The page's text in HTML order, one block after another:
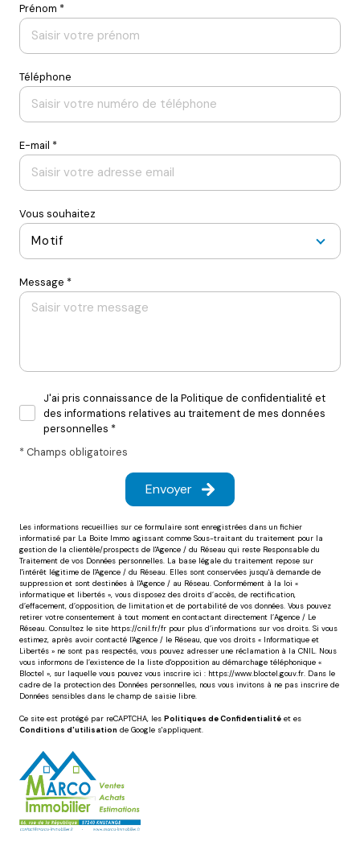
Prénom *
Téléphone
E-mail *
Vous souhaitez
Motif
Message *
J'ai pris connaissance de la Politique de confidentialité et
des informations relatives au traitement de mes données
personnelles *
* Champs obligatoires
Envoyer
Les informations recueillies sur ce formulaire sont enregistrées dans un fichier
informatisé par La Boite Immo agissant comme Sous-traitant du traitement pour la
gestion de la clientèle/prospects de l'Agence / du Réseau qui reste Responsable du
Traitement de vos Données personnelles. La base légale du traitement repose sur
l'intérêt légitime de l'Agence / du Réseau. Elles sont conservées jusqu'à demande de
suppression et sont destinées à l'Agence / au Réseau. Conformément à la loi «
informatique et libertés », vous disposez des droits d’accès, de rectification,
d’effacement, d’opposition, de limitation et de portabilité de vos données. Vous pouvez
retirer votre consentement à tout moment en contactant directement l’Agence / Le
Réseau. Consultez le site https://cnil.fr/fr pour plus d’informations sur vos droits. Si vous
estimez, après avoir contacté l'Agence / le Réseau, que vos droits « Informatique et
Libertés » ne sont pas respectés, vous pouvez adresser une réclamation à la CNIL. Nous
vous informons de l’existence de la liste d'opposition au démarchage téléphonique «
Bloctel », sur laquelle vous pouvez vous inscrire ici : https://www.bloctel.gouv.fr. Dans le
cadre de la protection des Données personnelles, nous vous invitons à ne pas inscrire de
Données sensibles dans le champ de saisie libre.
Ce site est protégé par reCAPTCHA, les Politiques de Confidentialité et es
Conditions d'utilisation de Google s'appliquent.